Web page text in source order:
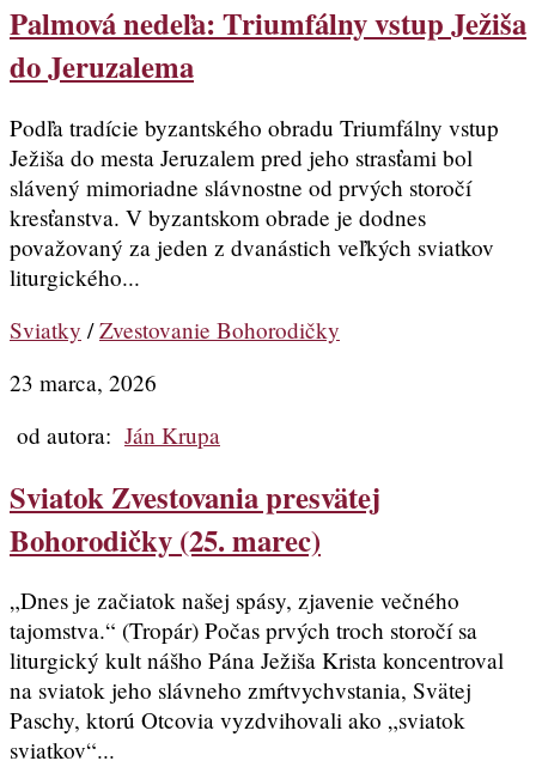
Palmová nedeľa: Triumfálny vstup Ježiša
do Jeruzalema
Podľa tradície byzantského obradu Triumfálny vstup
Ježiša do mesta Jeruzalem pred jeho strasťami bol
slávený mimoriadne slávnostne od prvých storočí
kresťanstva. V byzantskom obrade je dodnes
považovaný za jeden z dvanástich veľkých sviatkov
liturgického...
Sviatky /Zvestovanie Bohorodičky
23 marca, 2026
od autora: Ján Krupa
Sviatok Zvestovania presvätej
Bohorodičky (25. marec)
„Dnes je začiatok našej spásy, zjavenie večného
tajomstva.“ (Tropár) Počas prvých troch storočí sa
liturgický kult nášho Pána Ježiša Krista koncentroval
na sviatok jeho slávneho zmŕtvychvstania, Svätej
Paschy, ktorú Otcovia vyzdvihovali ako „sviatok
sviatkov“...